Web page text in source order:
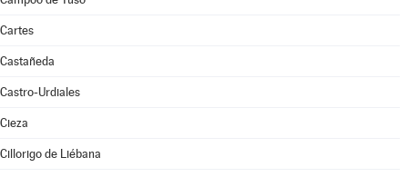
Cartes
Castañeda
Castro-Urdiales
Cieza
Cillorigo de Liébana